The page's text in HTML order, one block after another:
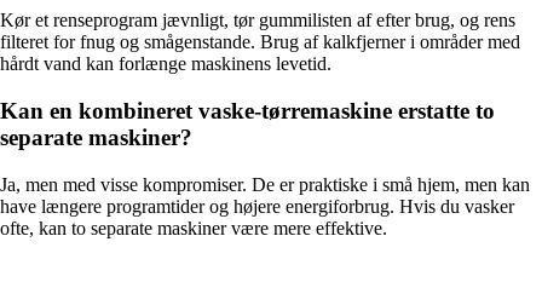
Kør et renseprogram jævnligt, tør gummilisten af efter brug, og rens
filteret for fnug og smågenstande. Brug af kalkfjerner i områder med
hårdt vand kan forlænge maskinens levetid.
Kan en kombineret vaske-tørremaskine erstatte to
separate maskiner?
Ja, men med visse kompromiser. De er praktiske i små hjem, men kan
have længere programtider og højere energiforbrug. Hvis du vasker
ofte, kan to separate maskiner være mere effektive.